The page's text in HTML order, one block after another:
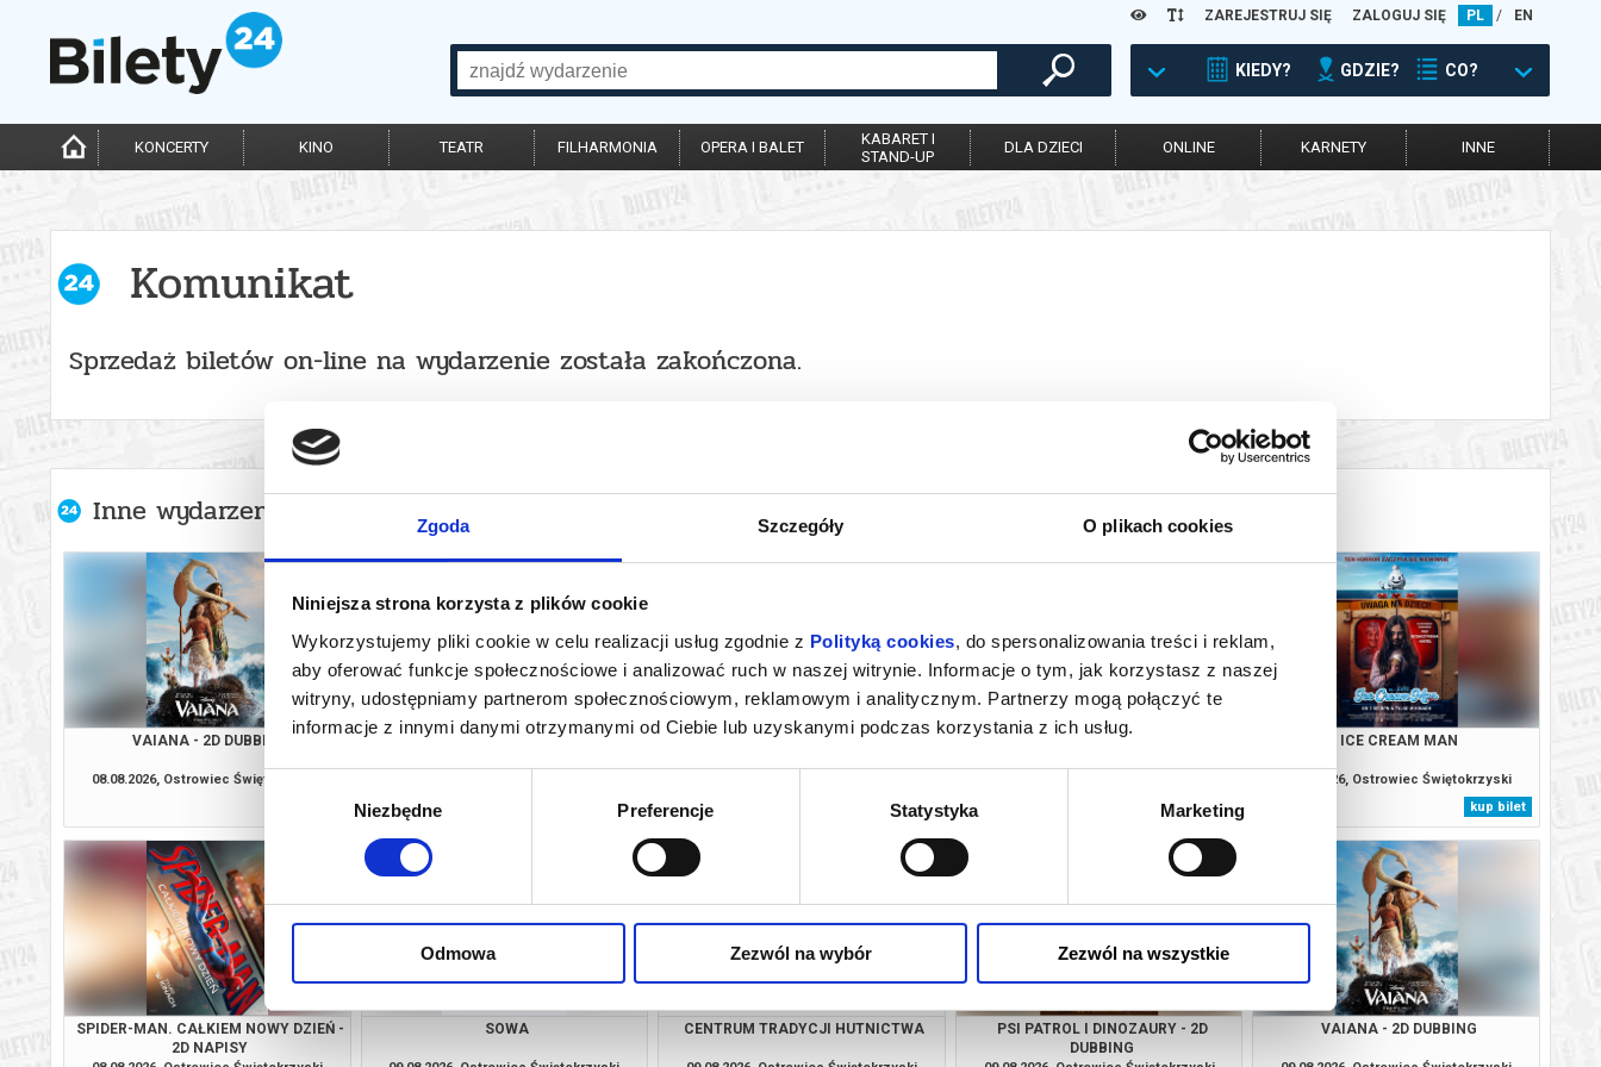
Zgoda Szczegóły O plikach cookies
Niniejsza strona korzysta z plików cookie
Wykorzystujemy pliki cookie w celu realizacji usług zgodnie z Polityką cookies, do spersonalizowania treści i reklam,
aby oferować funkcje społecznościowe i analizować ruch w naszej witrynie. Informacje o tym, jak korzystasz z naszej
witryny, udostępniamy partnerom społecznościowym, reklamowym i analitycznym. Partnerzy mogą połączyć te
informacje z innymi danymi otrzymanymi od Ciebie lub uzyskanymi podczas korzystania z ich usług.
Wybór
Niezbędne Preferencje Statystyka Marketing
Odmowa Zezwól na wybór Zezwól na wszystkie
ZAREJESTRUJ SIĘ ZALOGUJ SIĘ PL / EN
KIEDY? GDZIE? CO?
KONCERTY KINO TEATR FILHARMONIA OPERA I BALET
KABARET I
STAND-UP
DLA DZIECI ONLINE KARNETY INNE
Komunikat
Sprzedaż biletów on-line na wydarzenie została zakończona.
Inne wydarzenia organizatora
VAIANA - 2D DUBBING
08.08.2026, Ostrowiec Świętokrzyski
SPIDER-MAN. CAŁKIEM NOWY DZIEŃ -
kup bilet
PSI PATROL I DINOZAURY - 2D
kup bilet
ODYSEJA
kup bilet
ICE CREAM MAN
08.08.2026, Ostrowiec Świętokrzyski
kup bilet
SPIDER-MAN. CAŁKIEM NOWY DZIEŃ -
2D NAPISY
SOWA CENTRUM TRADYCJI HUTNICTWA
PSI PATROL I DINOZAURY - 2D
DUBBING
VAIANA - 2D DUBBING